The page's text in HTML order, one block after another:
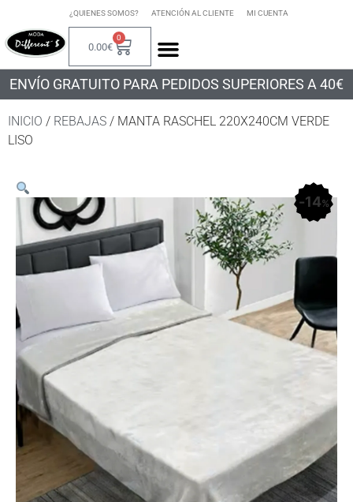
¿QUIENES SOMOS? ATENCIÓN AL CLIENTE MI CUENTA
0.00€
0
ENVÍO GRATUITO PARA PEDIDOS SUPERIORES A 40€
INICIO / REBAJAS / MANTA RASCHEL 220X240CM VERDE
LISO
14%